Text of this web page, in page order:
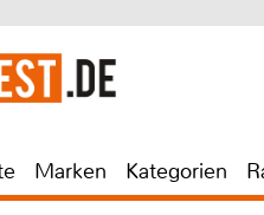
Marken Kategorien